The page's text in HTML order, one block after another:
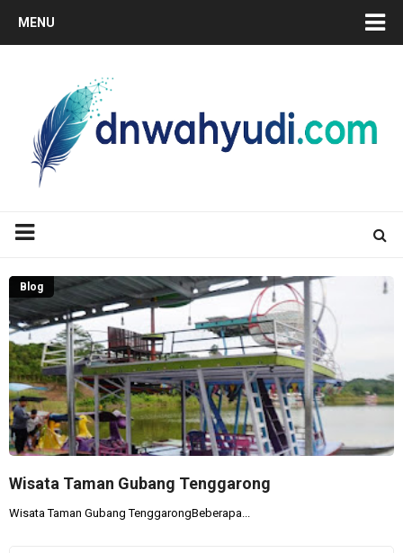
MENU
Wisata Taman Gubang Tenggarong
Blog
Wisata Taman Gubang TenggarongBeberapa...